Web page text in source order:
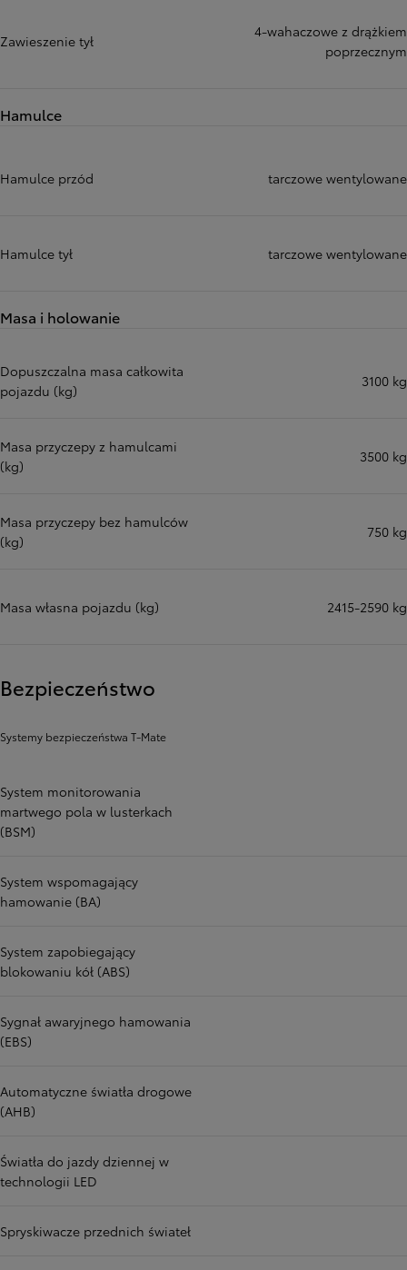
Zawieszenie tył
4-wahaczowe z drążkiem
poprzecznym
Hamulce
Hamulce przód tarczowe wentylowane
Hamulce tył tarczowe wentylowane
Masa i holowanie
Dopuszczalna masa całkowita
pojazdu (kg)
3100 kg
Masa przyczepy z hamulcami
(kg)
3500 kg
Masa przyczepy bez hamulców
(kg)
750 kg
Masa własna pojazdu (kg) 2415-2590 kg
Bezpieczeństwo
Systemy bezpieczeństwa T-Mate
System monitorowania
martwego pola w lusterkach
(BSM)
System wspomagający
hamowanie (BA)
System zapobiegający
blokowaniu kół (ABS)
Sygnał awaryjnego hamowania
(EBS)
Automatyczne światła drogowe
(AHB)
Światła do jazdy dziennej w
technologii LED
Spryskiwacze przednich świateł